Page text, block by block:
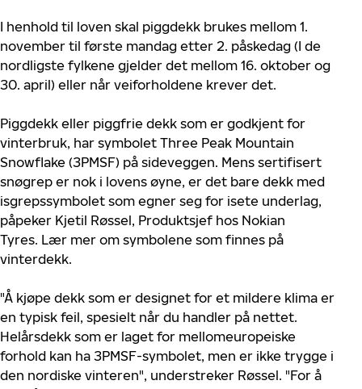
I henhold til loven skal piggdekk brukes mellom 1.
november til første mandag etter 2. påskedag (I de
nordligste fylkene gjelder det mellom 16. oktober og
30. april) eller når veiforholdene krever det.
Piggdekk eller piggfrie dekk som er godkjent for
vinterbruk, har symbolet Three Peak Mountain
Snowflake (3PMSF) på sideveggen. Mens sertifisert
snøgrep er nok i lovens øyne, er det bare dekk med
isgrepssymbolet som egner seg for isete underlag,
påpeker Kjetil Røssel, Produktsjef hos Nokian
Tyres. Lær mer om symbolene som finnes på
vinterdekk.
"Å kjøpe dekk som er designet for et mildere klima er
en typisk feil, spesielt når du handler på nettet.
Helårsdekk som er laget for mellomeuropeiske
forhold kan ha 3PMSF-symbolet, men er ikke trygge i
den nordiske vinteren", understreker Røssel. "For å